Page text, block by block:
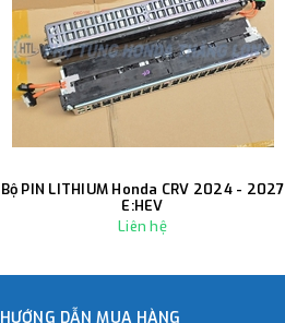
Bộ PIN LITHIUM Honda CRV 2024 - 2027
E:HEV
Liên hệ
HƯỚNG DẪN MUA HÀNG